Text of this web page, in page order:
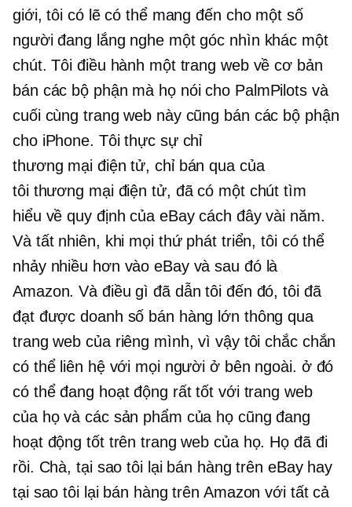
giới, tôi có lẽ có thể mang đến cho một số
người đang lắng nghe một góc nhìn khác một
chút. Tôi điều hành một trang web về cơ bản
bán các bộ phận mà họ nói cho PalmPilots và
cuối cùng trang web này cũng bán các bộ phận
cho iPhone. Tôi thực sự chỉ
thương mại điện tử, chỉ bán qua của
tôi thương mại điện tử, đã có một chút tìm
hiểu về quy định của eBay cách đây vài năm.
Và tất nhiên, khi mọi thứ phát triển, tôi có thể
nhảy nhiều hơn vào eBay và sau đó là
Amazon. Và điều gì đã dẫn tôi đến đó, tôi đã
đạt được doanh số bán hàng lớn thông qua
trang web của riêng mình, vì vậy tôi chắc chắn
có thể liên hệ với mọi người ở bên ngoài. ở đó
có thể đang hoạt động rất tốt với trang web
của họ và các sản phẩm của họ cũng đang
hoạt động tốt trên trang web của họ. Họ đã đi
rồi. Chà, tại sao tôi lại bán hàng trên eBay hay
tại sao tôi lại bán hàng trên Amazon với tất cả